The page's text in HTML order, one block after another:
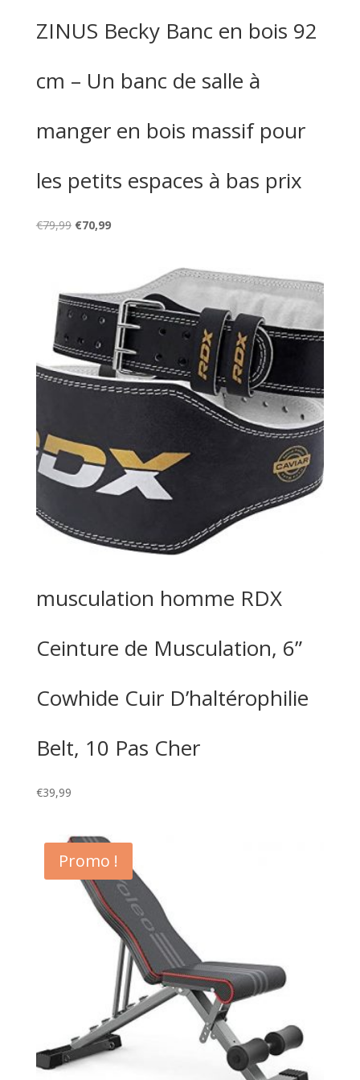
ZINUS Becky Banc en bois 92
cm – Un banc de salle à
manger en bois massif pour
les petits espaces à bas prix
€79,99 Le
€79,99.
€70,99Le
€70,99.
musculation homme RDX
Ceinture de Musculation, 6”
Cowhide Cuir D’haltérophilie
Belt, 10 Pas Cher
€39,99
Promo !